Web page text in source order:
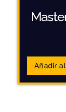
Añadir